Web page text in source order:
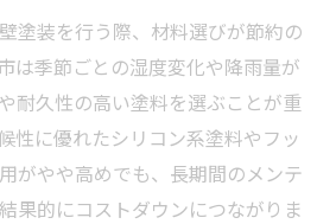
塗装を行う際、材料選びが節約の
は季節ごとの湿度変化や降雨量が
耐久性の高い塗料を選ぶことが重
性に優れたシリコン系塗料やフッ
がやや高めでも、長期間のメンテ
果的にコストダウンにつながりま